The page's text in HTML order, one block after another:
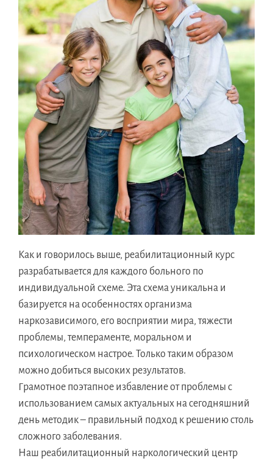
Как и говорилось выше, реабилитационный курс
разрабатывается для каждого больного по
индивидуальной схеме. Эта схема уникальна и
базируется на особенностях организма
наркозависимого, его восприятии мира, тяжести
проблемы, темпераменте, моральном и
психологическом настрое. Только таким образом
можно добиться высоких результатов.
Грамотное поэтапное избавление от проблемы с
использованием самых актуальных на сегодняшний
день методик – правильный подход к решению столь
сложного заболевания.
Наш реабилитационный наркологический центр